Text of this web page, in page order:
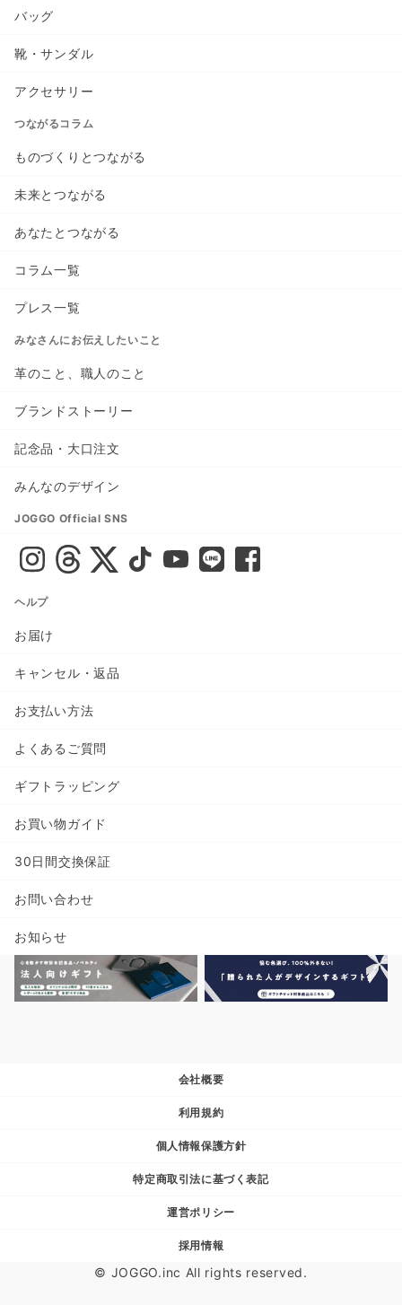
バッグ
靴・サンダル
アクセサリー
つながるコラム
ものづくりとつながる
未来とつながる
あなたとつながる
コラム一覧
プレス一覧
みなさんにお伝えしたいこと
革のこと、職人のこと
ブランドストーリー
記念品・大口注文
みんなのデザイン
JOGGO Official SNS
ヘルプ
お届け
キャンセル・返品
お支払い方法
よくあるご質問
ギフトラッピング
お買い物ガイド
30日間交換保証
お問い合わせ
お知らせ
会社概要
利用規約
個人情報保護方針
特定商取引法に基づく表記
運営ポリシー
採用情報
© JOGGO.inc All rights reserved.